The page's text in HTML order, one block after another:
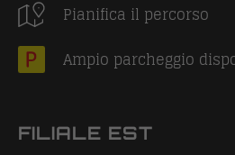
Pianifica il percorso
Ampio parcheggio
FILIALE EST